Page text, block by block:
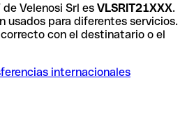
Velenosi Srl es VLSRIT21XXX.
usados para diferentes servicios.
con el destinatario o el
internacionales